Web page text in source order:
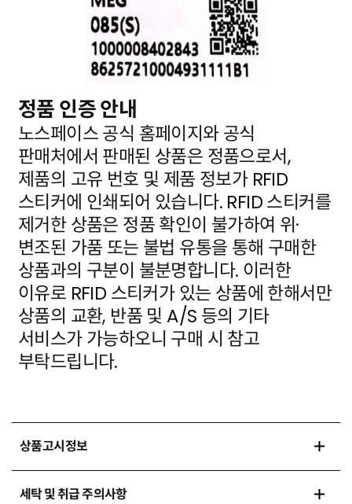
정품 인증 안내
노스페이스 공식 홈페이지와 공식
판매처에서 판매된 상품은 정품으로서,
제품의 고유 번호 및 제품 정보가 RFID
스티커에 인쇄되어 있습니다. RFID 스티커를
제거한 상품은 정품 확인이 불가하여 위·
변조된 가품 또는 불법 유통을 통해 구매한
상품과의 구분이 불분명합니다. 이러한
이유로 RFID 스티커가 있는 상품에 한해서만
상품의 교환, 반품 및 A/S 등의 기타
서비스가 가능하오니 구매 시 참고
부탁드립니다.
상품고시정보
세탁 및 취급 주의사항